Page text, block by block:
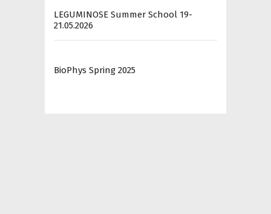
LEGUMINOSE Summer School 19-
21.05.2026
BioPhys Spring 2025